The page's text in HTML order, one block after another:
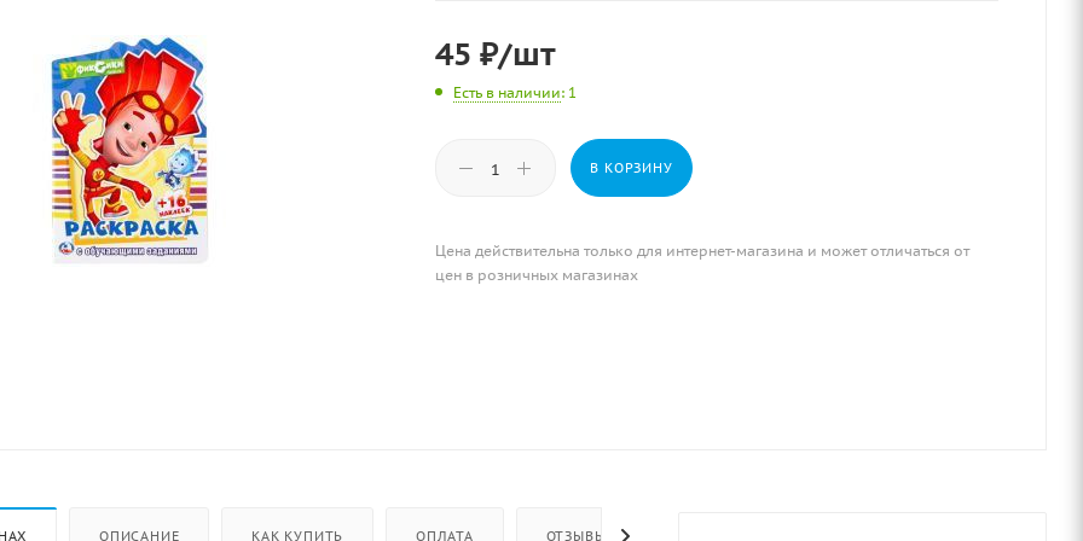
45 ₽/шт
Есть в наличии: 1
В КОРЗИНУ
Цена действительна только для интернет-магазина и может отличаться от
цен в розничных магазинах
ОПИСАНИЕ КАК КУПИТЬ ОПЛАТА ОТЗЫВЫ